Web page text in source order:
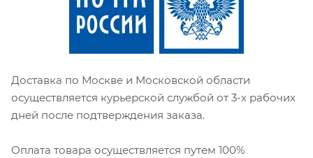
Доставка по Москве и Московской области
осуществляется курьерской службой от 3-х рабочих
дней после подтверждения заказа.
Оплата товара осуществляется путем 100%